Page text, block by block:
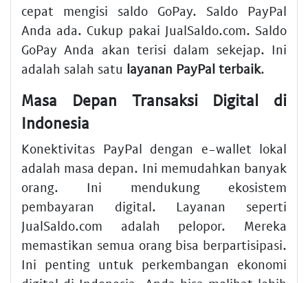
cepat mengisi saldo GoPay. Saldo PayPal
Anda ada. Cukup pakai JualSaldo.com. Saldo
GoPay Anda akan terisi dalam sekejap. Ini
adalah salah satu layanan PayPal terbaik.
Masa Depan Transaksi Digital di
Indonesia
Konektivitas PayPal dengan e-wallet lokal
adalah masa depan. Ini memudahkan banyak
orang. Ini mendukung ekosistem
pembayaran digital. Layanan seperti
JualSaldo.com adalah pelopor. Mereka
memastikan semua orang bisa berpartisipasi.
Ini penting untuk perkembangan ekonomi